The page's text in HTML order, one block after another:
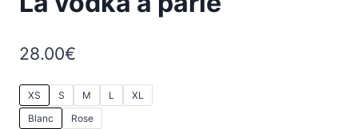
28.00€
XS S M L
XL
Blanc
Rose